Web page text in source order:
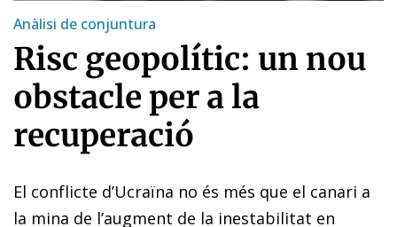
Anàlisi de conjuntura
Risc geopolític: un nou
obstacle per a la
recuperació
El conflicte d’Ucraïna no és més que el canari a
la mina de l’aug­­ment de la inestabilitat en